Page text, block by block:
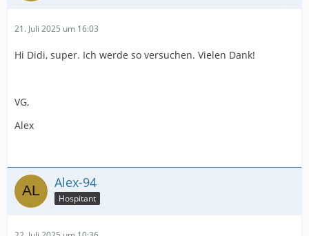
21. Juli 2025 um 16:03
Hi Didi, super. Ich werde so versuchen. Vielen Dank!
VG,
Alex
Alex-94
Hospitant